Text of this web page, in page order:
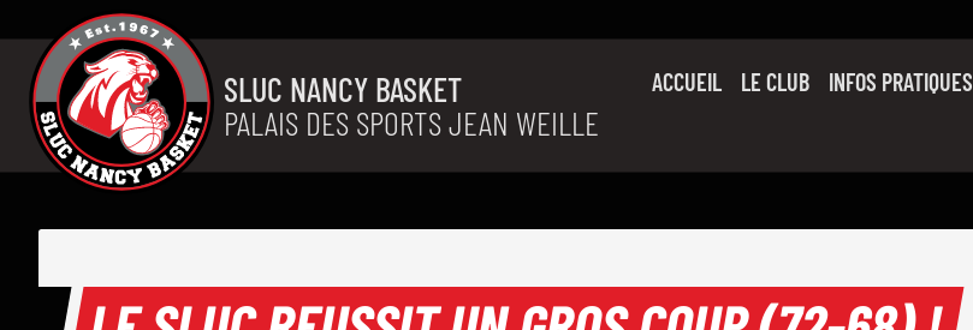
Aller au contenu
SLUC NANCY BASKET
PALAIS DES SPORTS JEAN WEILLE
ACCUEIL
LE CLUB
L’ÉQUIPE PRO
INFOS PRATIQUES